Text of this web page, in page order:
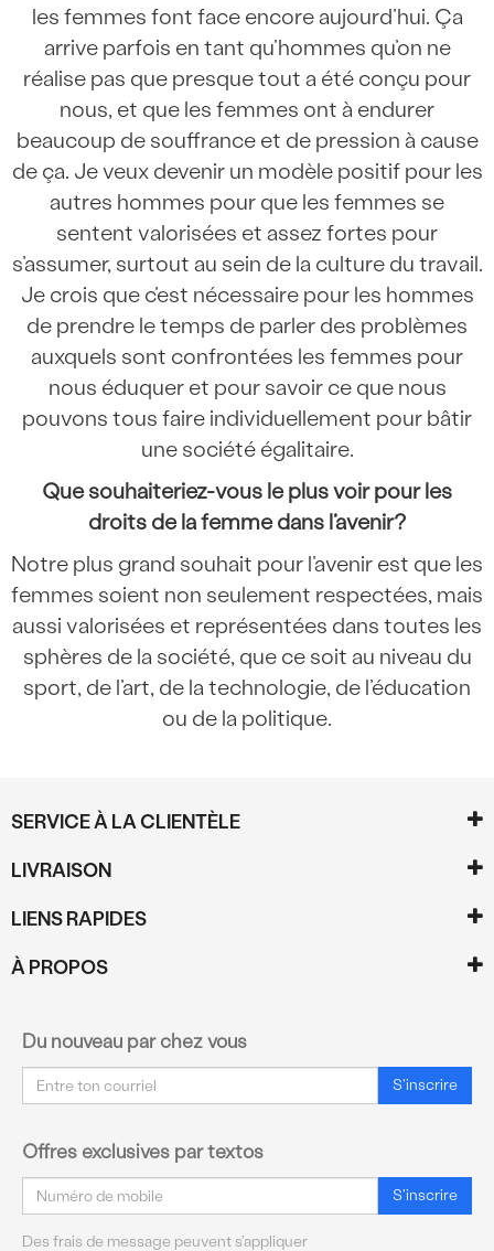
les femmes font face encore aujourd’hui. Ça
arrive parfois en tant qu’hommes qu’on ne
réalise pas que presque tout a été conçu pour
nous, et que les femmes ont à endurer
beaucoup de souffrance et de pression à cause
de ça. Je veux devenir un modèle positif pour les
autres hommes pour que les femmes se
sentent valorisées et assez fortes pour
s’assumer, surtout au sein de la culture du travail.
Je crois que c’est nécessaire pour les hommes
de prendre le temps de parler des problèmes
auxquels sont confrontées les femmes pour
nous éduquer et pour savoir ce que nous
pouvons tous faire individuellement pour bâtir
une société égalitaire.
Que souhaiteriez-vous le plus voir pour les
droits de la femme dans l’avenir?
Notre plus grand souhait pour l’avenir est que les
femmes soient non seulement respectées, mais
aussi valorisées et représentées dans toutes les
sphères de la société, que ce soit au niveau du
sport, de l’art, de la technologie, de l’éducation
ou de la politique.
SERVICE À LA CLIENTÈLE
LIVRAISON
LIENS RAPIDES
À PROPOS
Du nouveau par chez vous
Courriel S'inscrire
Offres exclusives par textos
Courriel S'inscrire
Des frais de message peuvent s'appliquer